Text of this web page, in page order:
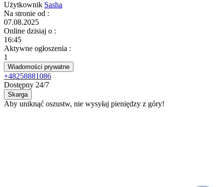
Użytkownik Sasha
Na stronie od :
07.08.2025
Online dzisiaj o :
16:45
Aktywne ogłoszenia :
1
Wiadomości prywatne
+48258881086
Dostępny 24/7
Skarga
Aby uniknąć oszustw, nie wysyłaj pieniędzy z góry!